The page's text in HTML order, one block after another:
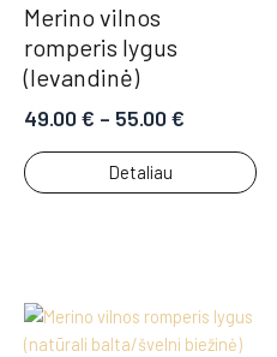
Merino vilnos
romperis lygus
(levandinė)
49.00€ – 55.00€
Detaliau